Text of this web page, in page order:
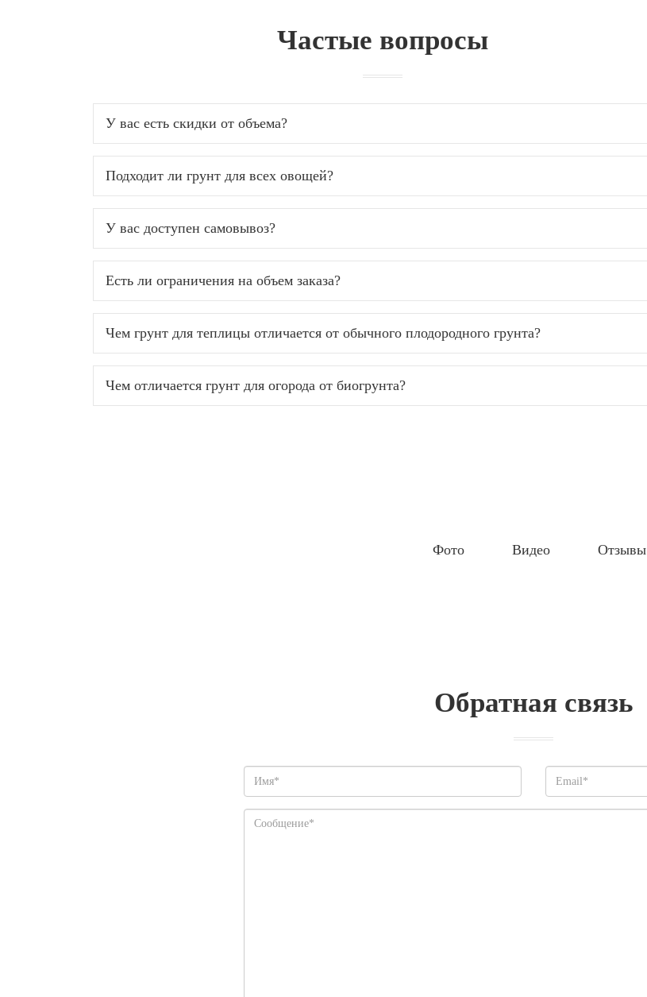
Частые вопросы
У вас есть скидки от объема?
Подходит ли грунт для всех овощей?
У вас доступен самовывоз?
Есть ли ограничения на объем заказа?
Чем грунт для теплицы отличается от обычного плодородного грунта?
Чем отличается грунт для огорода от биогрунта?
Фото Видео Отзывы
Обратная связь